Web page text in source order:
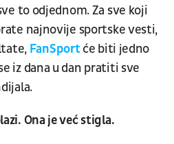
to odjednom. Za sve koji
najnovije sportske vesti,
FanSportće biti jedno
iz dana u dan pratiti sve
Ona je već stigla.